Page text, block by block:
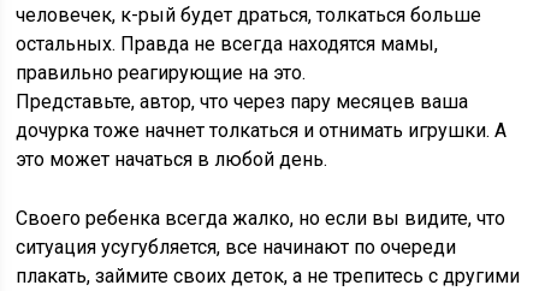
человечек, к-рый будет драться, толкаться больше
остальных. Правда не всегда находятся мамы,
правильно реагирующие на это.
Представьте, автор, что через пару месяцев ваша
дочурка тоже начнет толкаться и отнимать игрушки. А
это может начаться в любой день.
Своего ребенка всегда жалко, но если вы видите, что
ситуация усугубляется, все начинают по очереди
плакать, займите своих деток, а не трепитесь с другими